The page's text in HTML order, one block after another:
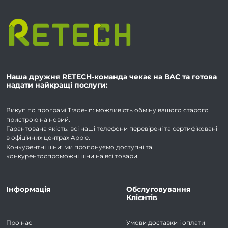
Наша дружня RETECH-команда чекає на ВАС та готова
надати найкращі послуги:
Викуп по програмі Trade-in: можливість обміну вашого старого
пристрою на новий.
Гарантована якість: всі наші телефони перевірені та сертифіковані
в офіційних центрах Apple.
Конкурентні ціни: ми пропонуємо доступні та
конкурентоспроможні ціни на всі товари.
Інформація
Про нас
Обслуговування
Клієнтів
Умови доставки і оплати